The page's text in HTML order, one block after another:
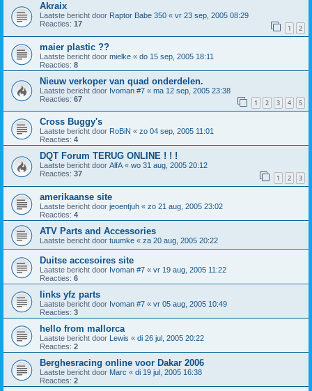
Akraix
Laatste bericht door Raptor Babe 350 « vr 23 sep, 2005 08:29
Reacties: 17 1 2
maier plastic ??
Laatste bericht door mielke « do 15 sep, 2005 18:11
Reacties: 8
Nieuw verkoper van quad onderdelen.
Laatste bericht door Ivoman #7 « ma 12 sep, 2005 23:38
Reacties: 67 1 2 3 4 5
Cross Buggy's
Laatste bericht door RoBiN « zo 04 sep, 2005 11:01
Reacties: 4
DQT Forum TERUG ONLINE ! ! !
Laatste bericht door AlfA « wo 31 aug, 2005 20:12
Reacties: 37 1 2 3
amerikaanse site
Laatste bericht door jeoentjuh « zo 21 aug, 2005 23:02
Reacties: 4
ATV Parts and Accessories
Laatste bericht door tuumke « za 20 aug, 2005 20:22
Duitse accesoires site
Laatste bericht door Ivoman #7 « vr 19 aug, 2005 11:22
Reacties: 6
links yfz parts
Laatste bericht door Ivoman #7 « vr 05 aug, 2005 10:49
Reacties: 3
hello from mallorca
Laatste bericht door Lewis « di 26 jul, 2005 20:22
Reacties: 2
Berghesracing online voor Dakar 2006
Laatste bericht door Marc « di 19 jul, 2005 16:38
Reacties: 2